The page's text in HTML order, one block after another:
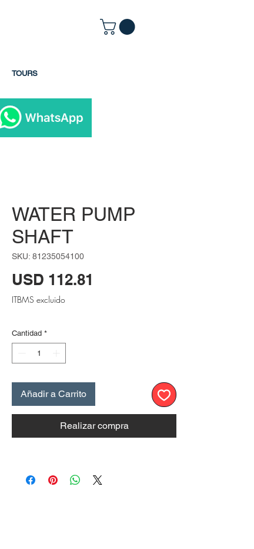
TOURS
WATER PUMP
SHAFT
SKU: 81235054100
USD 112.81
ITBMS excluido
Cantidad *
Añadir a Carrito
Realizar compra